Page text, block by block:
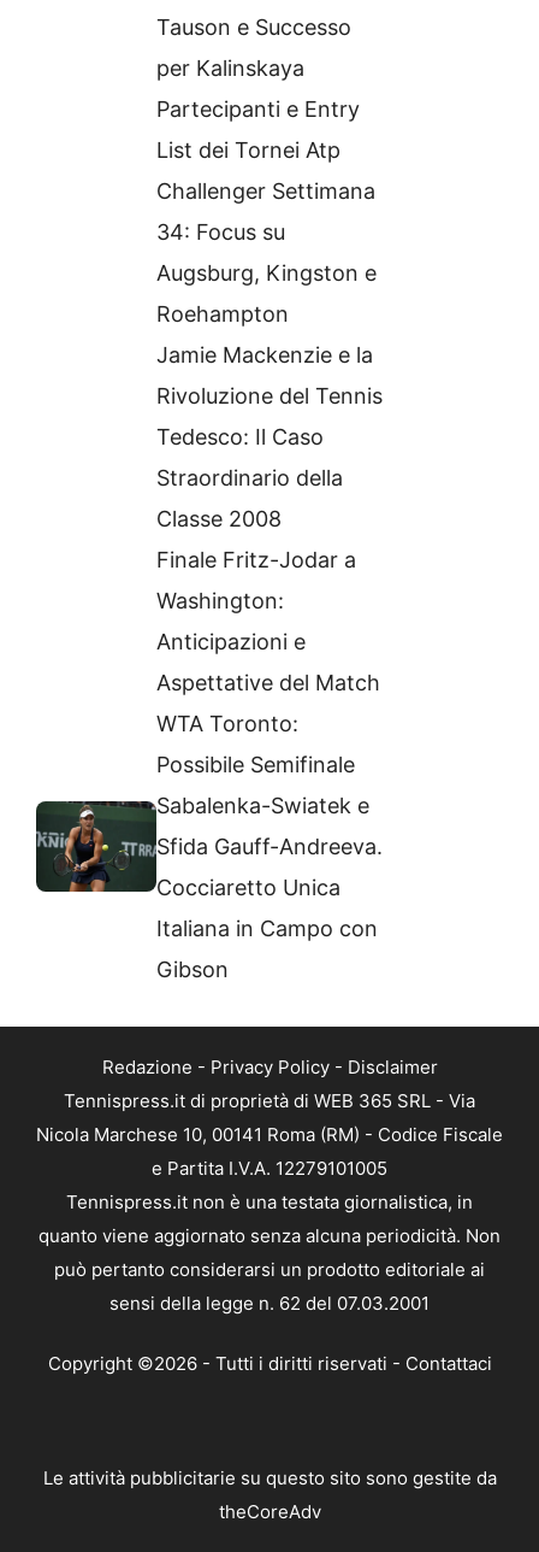
Tauson e Successo
per Kalinskaya
Partecipanti e Entry
List dei Tornei Atp
Challenger Settimana
34: Focus su
Augsburg, Kingston e
Roehampton
Jamie Mackenzie e la
Rivoluzione del Tennis
Tedesco: Il Caso
Straordinario della
Classe 2008
Finale Fritz-Jodar a
Washington:
Anticipazioni e
Aspettative del Match
WTA Toronto:
Possibile Semifinale
Sabalenka-Swiatek e
Sfida Gauff-Andreeva.
Cocciaretto Unica
Italiana in Campo con
Gibson
Redazione - Privacy Policy- Disclaimer
Tennispress.it di proprietà di WEB 365 SRL - Via
Nicola Marchese 10, 00141 Roma (RM) - Codice Fiscale
e Partita I.V.A. 12279101005
Tennispress.it non è una testata giornalistica, in
quanto viene aggiornato senza alcuna periodicità. Non
può pertanto considerarsi un prodotto editoriale ai
sensi della legge n. 62 del 07.03.2001
Copyright ©2026 - Tutti i diritti riservati - Contattaci
Le attività pubblicitarie su questo sito sono gestite da
theCoreAdv